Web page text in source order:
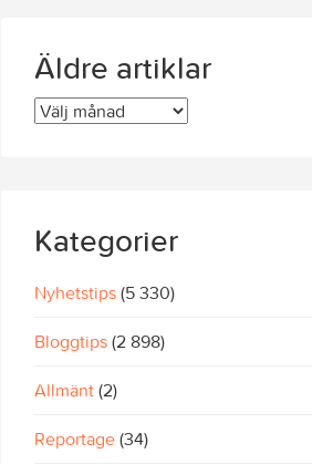
Äldre artiklar
Äldre
Kategorier
Nyhetstips (5 330)
Bloggtips (2 898)
Allmänt (2)
Reportage (34)